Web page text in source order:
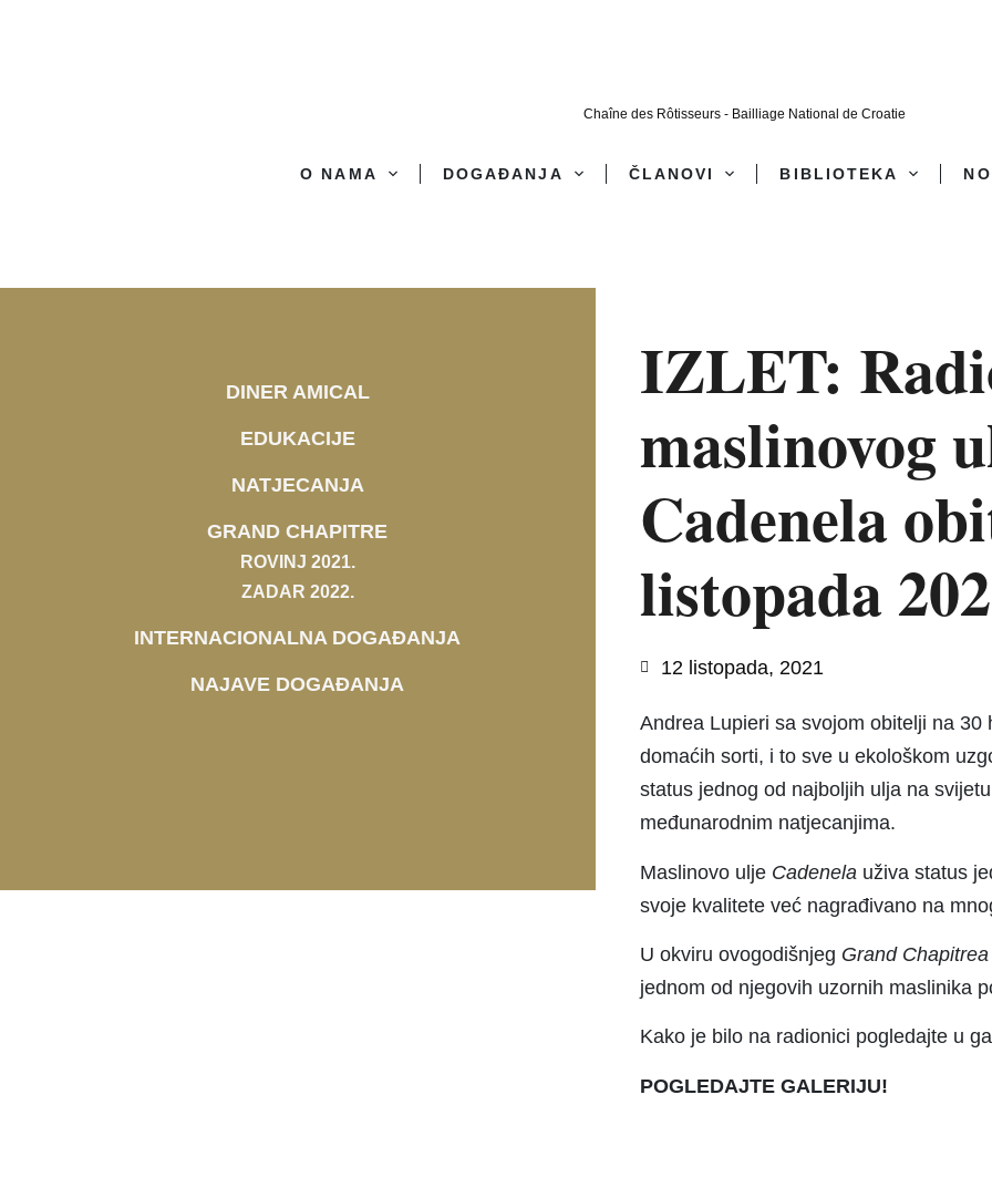
Chaîne des Rôtisseurs - Bailliage National de Croatie
O NAMA DOGAĐANJA ČLANOVI BIBLIOTEKA
DINER AMICAL
EDUKACIJE
NATJECANJA
GRAND CHAPITRE
ROVINJ 2021.
ZADAR 2022.
INTERNACIONALNA DOGAĐANJA
NAJAVE DOGAĐANJA
IZLET:
maslinovog
Cadenela
listopada
12 listopada, 2021
Andrea Lupieri sa svojom obitelji na
domaćih sorti, i to sve u ekološkom
status jednog od najboljih ulja na
međunarodnim natjecanjima.
Maslinovo ulje Cadenela uživa status
svoje kvalitete već nagrađivano na
U okviru ovogodišnjeg Grand Chapitrea
jednom od njegovih uzornih maslinika
Kako je bilo na radionici pogledajte u
POGLEDAJTE GALERIJU!